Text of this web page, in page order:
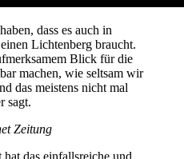
dass es auch in
Lichtenberg braucht.
Blick für die
machen, wie seltsam wir
das meistens nicht mal
sagt.
Zeitung
das einfallsreiche und